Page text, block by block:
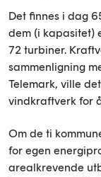
Det finnes i dag
dem (i kapasitet)
72 turbiner.
sammenligning
Telemark, ville
vindkraftverk for
Om de ti
for egen
arealkrevende